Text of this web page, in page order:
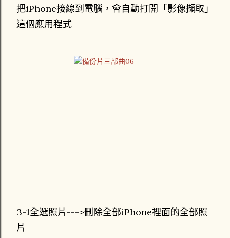
把iPhone接線到電腦，會自動打開「影像擷取」
這個應用程式
3-1全選照片--->刪除全部iPhone裡面的全部照
片